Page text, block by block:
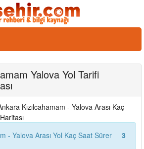
Yalova Yol Tarifi
Kızılcahamam - Yalova Arası Kaç
- Yalova Arası Yol Kaç Saat Sürer
3